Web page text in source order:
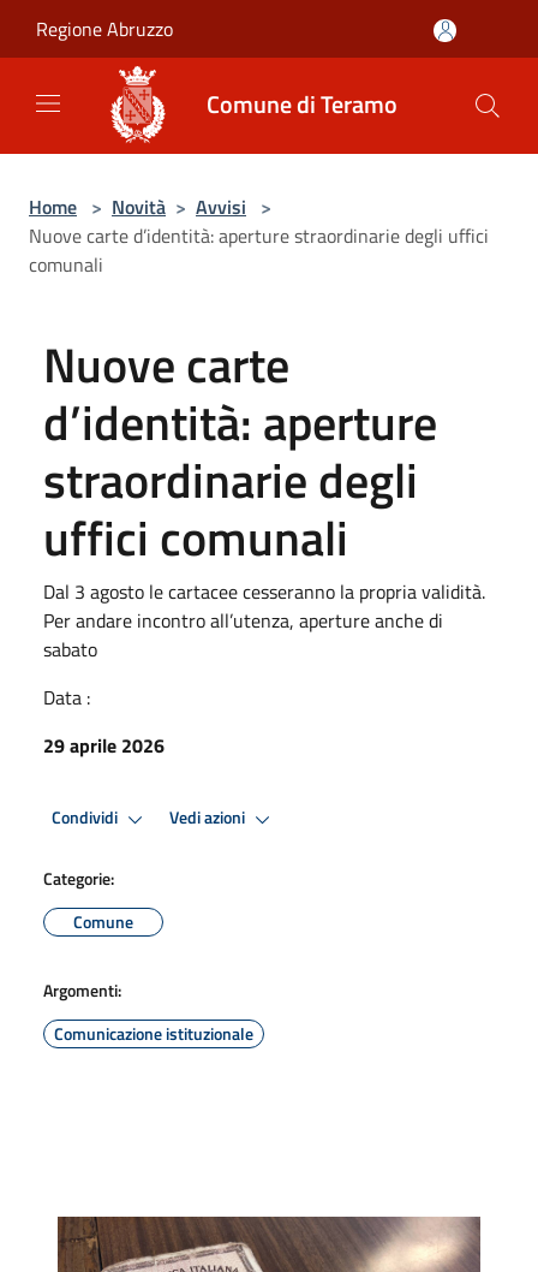
Regione Abruzzo
Comune di Teramo
Home > Novità > Avvisi >
Nuove carte d’identità: aperture straordinarie degli uffici
comunali
Nuove carte
d’identità: aperture
straordinarie degli
uffici comunali
Dal 3 agosto le cartacee cesseranno la propria validità.
Per andare incontro all’utenza, aperture anche di
sabato
Data :
29 aprile 2026
Condividi Vedi azioni
Categorie:
Comune
Argomenti:
Comunicazione istituzionale